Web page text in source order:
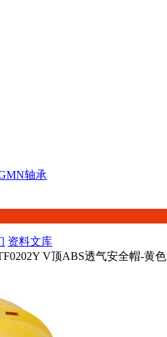
轴承
资料文库
V顶ABS透气安全帽-黄色